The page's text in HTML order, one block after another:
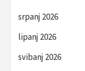
srpanj 2026
lipanj 2026
svibanj 2026